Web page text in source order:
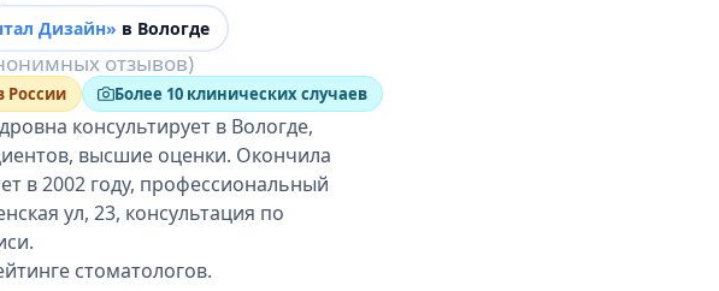
Дизайн» в Вологде
отзывов)
России Более 10 клинических случаев
консультирует в Вологде,
высшие оценки. Окончила
в 2002 году, профессиональный
ул, 23, консультация по
стоматологов.